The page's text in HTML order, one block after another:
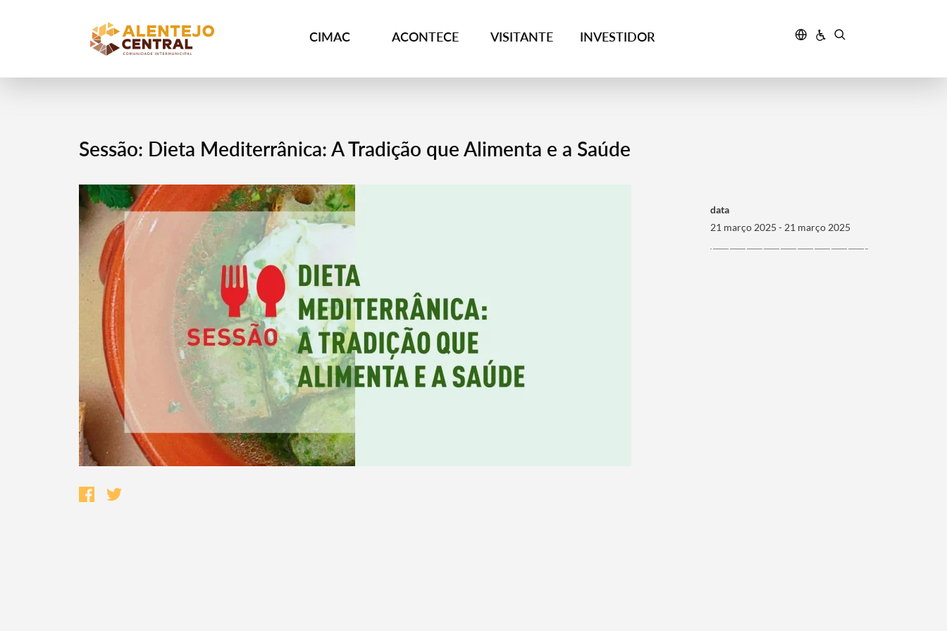
CIMAC ACONTECE VISITANTE INVESTIDOR
Termo de Pesquisa
Categorias gerais
Sessão: Dieta Mediterrânica: A Tradição que Alimenta e a Saúde
data
21 março 2025 - 21 março 2025